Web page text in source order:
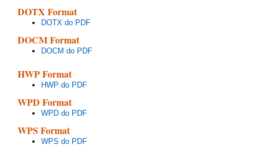
DOTX Format
DOTX do PDF
DOCM Format
DOCM do PDF
HWP Format
HWP do PDF
WPD Format
WPD do PDF
WPS Format
WPS do PDF